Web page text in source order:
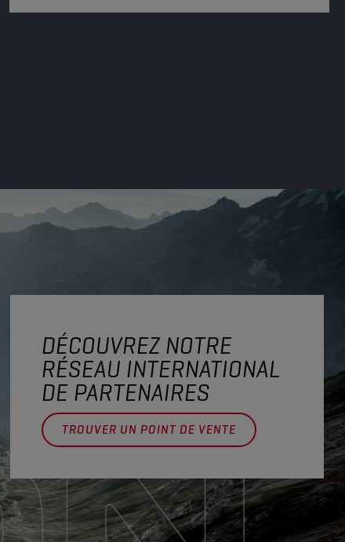
DÉCOUVREZ NOTRE
RÉSEAU INTERNATIONAL
DE PARTENAIRES
TROUVER UN POINT DE VENTE